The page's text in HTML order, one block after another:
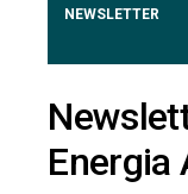
NEWSLETTER
Energia